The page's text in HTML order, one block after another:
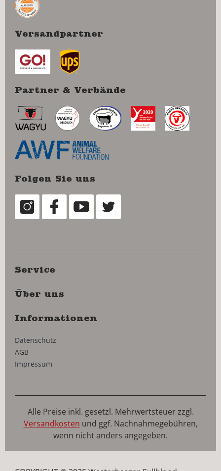
Versandpartner
Partner & Verbände
Folgen Sie uns
Service
Über uns
Informationen
Datenschutz
AGB
Impressum
Alle Preise inkl. gesetzl. Mehrwertsteuer zzgl.
Versandkosten und ggf. Nachnahmegebühren,
wenn nicht anders angegeben.